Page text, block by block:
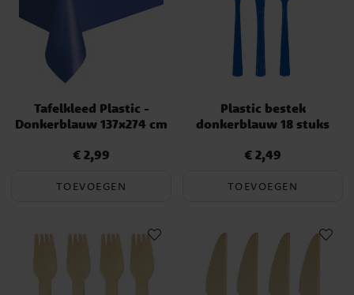
Tafelkleed Plastic -
Donkerblauw 137x274 cm
Prijs :€ 2,99
€ 2,99
TOEVOEGEN
Plastic bestek
donkerblauw 18 stuks
Prijs :€ 2,49
€ 2,49
TOEVOEGEN